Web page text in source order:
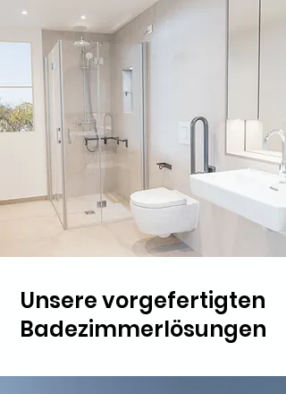
Unsere vorgefertigten
Badezimmerlösungen